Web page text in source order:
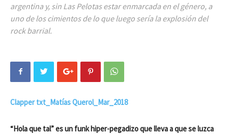
argentina y, sin Las Pelotas estar enmarcada en el género, a
uno de los cimientos de lo que luego sería la explosión del
rock barrial.
Clapper txt_Matías Querol_Mar_2018
“Hola que tal” es un funk hiper-pegadizo que lleva a que se luzca